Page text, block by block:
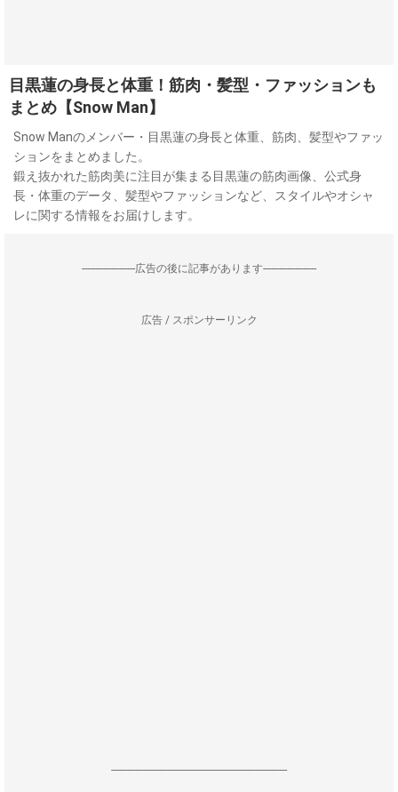
目黒蓮の身長と体重！筋肉・髪型・ファッションも
まとめ【Snow Man】
Snow Manのメンバー・目黒蓮の身長と体重、筋肉、髪型やファッ
ションをまとめました。
鍛え抜かれた筋肉美に注目が集まる目黒蓮の筋肉画像、公式身
長・体重のデータ、髪型やファッションなど、スタイルやオシャ
レに関する情報をお届けします。
--------------------広告の後に記事があります--------------------
広告 / スポンサーリンク
------------------------------------------------------------------